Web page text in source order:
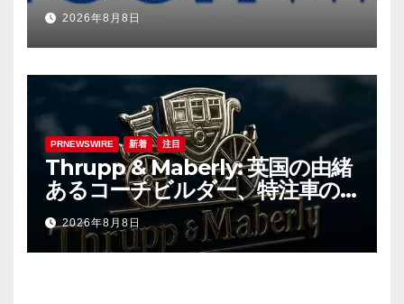
2026年8月8日
PRNEWSWIRE 新着 注目
Thrupp & Maberly: 英国の由緒
あるコーチビルダー、特注車の
新時代へ
2026年8月8日